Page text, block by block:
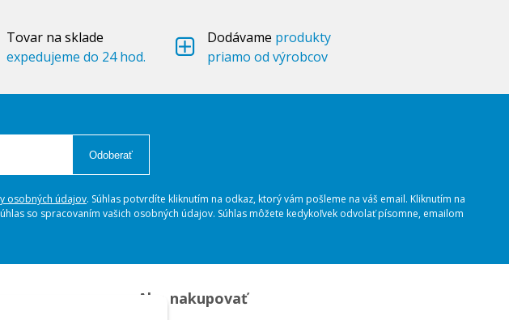
Tovar na sklade
expedujeme do 24 hod.
Dodávame produkty
priamo od výrobcov
Odoberať
osobných údajov. Súhlas potvrdíte kliknutím na odkaz, ktorý vám pošleme na váš email. Kliknutím na
so spracovaním vašich osobných údajov. Súhlas môžete kedykoľvek odvolať písomne, emailom
Ako nakupovať